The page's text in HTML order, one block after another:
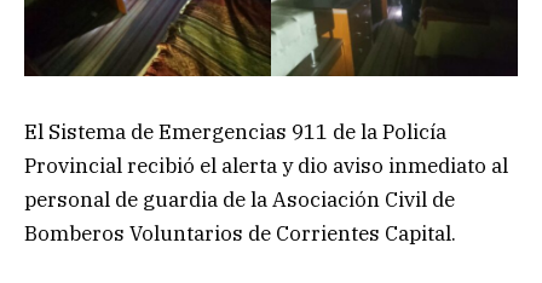
El Sistema de Emergencias 911 de la Policía
Provincial recibió el alerta y dio aviso inmediato al
personal de guardia de la Asociación Civil de
Bomberos Voluntarios de Corrientes Capital.